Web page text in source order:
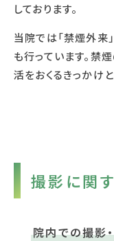
しております。
当院では「禁煙外来
も行っています。禁
活をおくるきっかけ
撮影に関
院内での撮影